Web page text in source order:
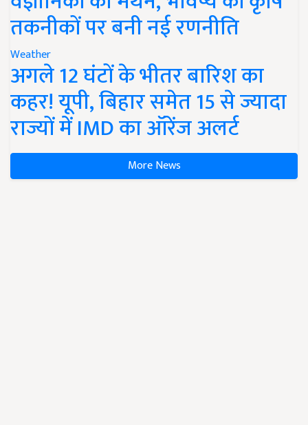
तकनीकों पर बनी नई रणनीति
Weather
अगले 12 घंटों के भीतर बारिश का
कहर! यूपी, बिहार समेत 15 से ज्यादा
राज्यों में IMD का ऑरेंज अलर्ट
More News